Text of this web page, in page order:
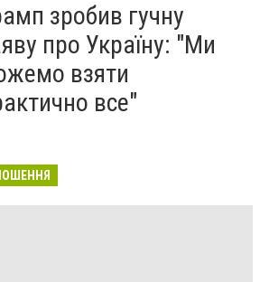
зробив гучну
про Україну: "Ми
взяти
все"